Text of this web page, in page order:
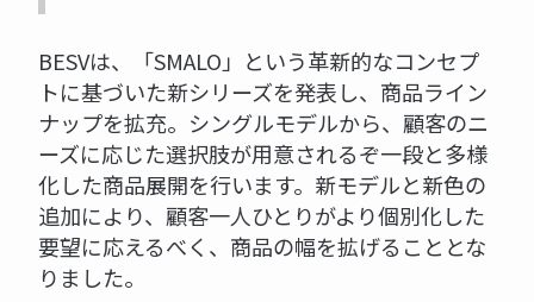
BESVは、「SMALO」という革新的なコンセプ
トに基づいた新シリーズを発表し、商品ライン
ナップを拡充。シングルモデルから、顧客のニ
ーズに応じた選択肢が用意されるぞ一段と多様
化した商品展開を行います。新モデルと新色の
追加により、顧客一人ひとりがより個別化した
要望に応えるべく、商品の幅を拡げることとな
りました。